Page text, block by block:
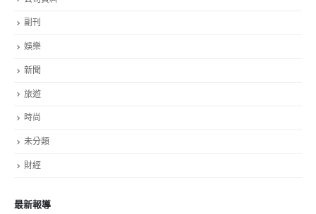
副刊
娛樂
新聞
旅遊
時尚
未分類
財經
最新報導